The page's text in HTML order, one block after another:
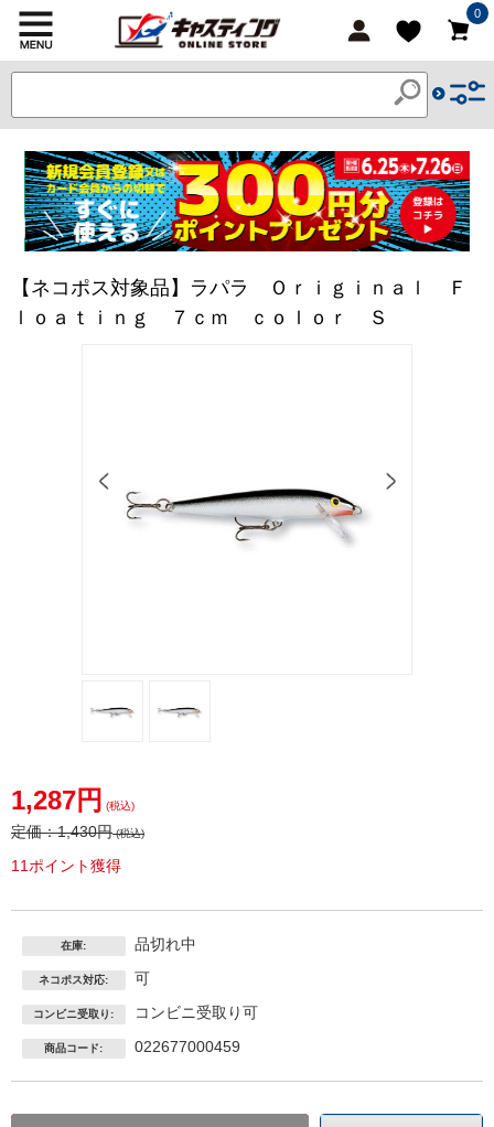
0
【ネコポス対象品】ラパラ Ｏｒｉｇｉｎａｌ Ｆ
ｌｏａｔｉｎｇ ７ｃｍ ｃｏｌｏｒ Ｓ
1,287円 (税込)
定価：1,430円(税込)
11ポイント獲得
在庫: 品切れ中
ネコポス対応: 可
コンビニ受取り: コンビニ受取り可
商品コード: 022677000459